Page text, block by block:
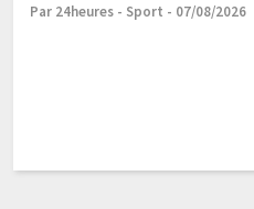
Par 24heures - Sport - 07/08/2026